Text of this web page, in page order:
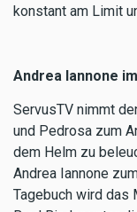
konstant am Limit
Andrea Iannone
ServusTV nimmt
und Pedrosa zum
dem Helm zu
Andrea Iannone
Tagebuch wird das